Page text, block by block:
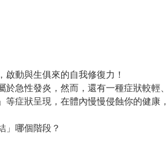
動與生俱來的自我修復力！
於急性發炎，然而，還有一種症狀較
症狀呈現，在體內慢慢侵蝕你的健康
」哪個階段？